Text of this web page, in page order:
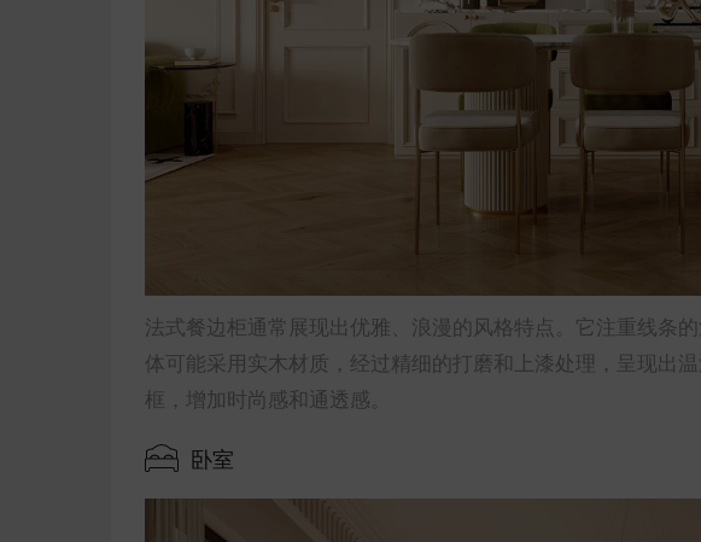
法式餐边柜通常展现出优雅、浪漫的风格特点。它注重线条
体可能采用实木材质，经过精细的打磨和上漆处理，呈现出
框，增加时尚感和通透感。
卧室